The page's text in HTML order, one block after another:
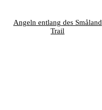
Angeln entlang des Småland
Trail